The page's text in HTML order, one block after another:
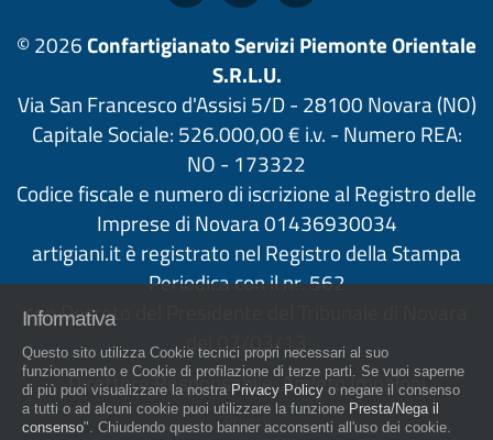
© 2026Confartigianato Servizi Piemonte Orientale
S.R.L.U.
Via San Francesco d'Assisi 5/D - 28100 Novara (NO)
Capitale Sociale: 526.000,00 € i.v. - Numero REA:
NO - 173322
Codice fiscale e numero di iscrizione al Registro delle
Imprese di Novara 01436930034
artigiani.it è registrato nel Registro della Stampa
Periodica con il nr. 562
con Decreto del Presidente del Tribunale di Novara
del 07/03/13
Direttore Responsabile: Amleto Impaloni
Privacy
Informativa
Questo sito utilizza Cookie tecnici propri necessari al suo
funzionamento e Cookie di profilazione di terze parti. Se vuoi saperne
di più puoi visualizzare la nostra Privacy Policy o negare il consenso
a tutti o ad alcuni cookie puoi utilizzare la funzione Presta/Nega il
consenso". Chiudendo questo banner acconsenti all'uso dei cookie.